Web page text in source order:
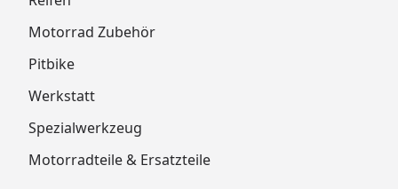
Motorrad Zubehör
Pitbike
Werkstatt
Spezialwerkzeug
Motorradteile & Ersatzteile